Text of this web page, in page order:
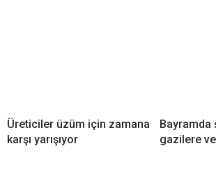
Üreticiler üzüm için zamana
karşı yarışıyor
Bayramda
gazilere